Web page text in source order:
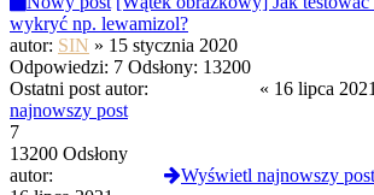
wykryć np. lewamizol?
autor: SIN » 15 stycznia 2020
Odpowiedzi: 7 Odsłony: 13200
Ostatni post autor:
« 16 lipca 2021
najnowszy post
7
13200 Odsłony
autor:
Wyświetl najnowszy post